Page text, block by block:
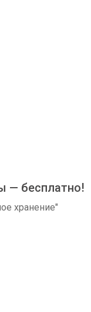
— бесплатно!
хранение"